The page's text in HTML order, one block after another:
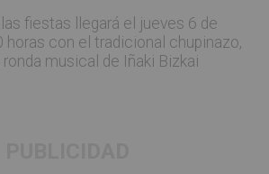
fiestas llegará el jueves 6 de
horas con el tradicional chupinazo,
ronda musical de Iñaki Bizkai